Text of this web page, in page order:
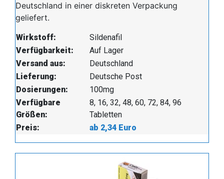
Deutschland in einer diskreten Verpackung
geliefert.
Wirkstoff:
Sildenafil
Verfügbarkeit:
Auf Lager
Versand aus:
Deutschland
Lieferung:
Deutsche Post
Dosierungen:
100mg
Verfügbare
Größen:
8, 16, 32, 48, 60, 72, 84, 96
Tabletten
Preis:
ab 2,34 Euro